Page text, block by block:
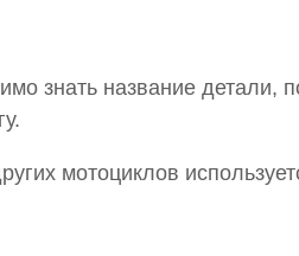
знать название детали,
мотоциклов